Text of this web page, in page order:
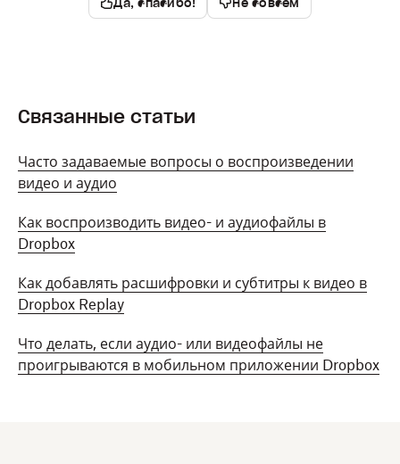
Да, спасибо! Не совсем
Связанные статьи
Часто задаваемые вопросы о воспроизведении
видео и аудио
Как воспроизводить видео- и аудиофайлы в
Dropbox
Как добавлять расшифровки и субтитры к видео в
Dropbox Replay
Что делать, если аудио- или видеофайлы не
проигрываются в мобильном приложении Dropbox